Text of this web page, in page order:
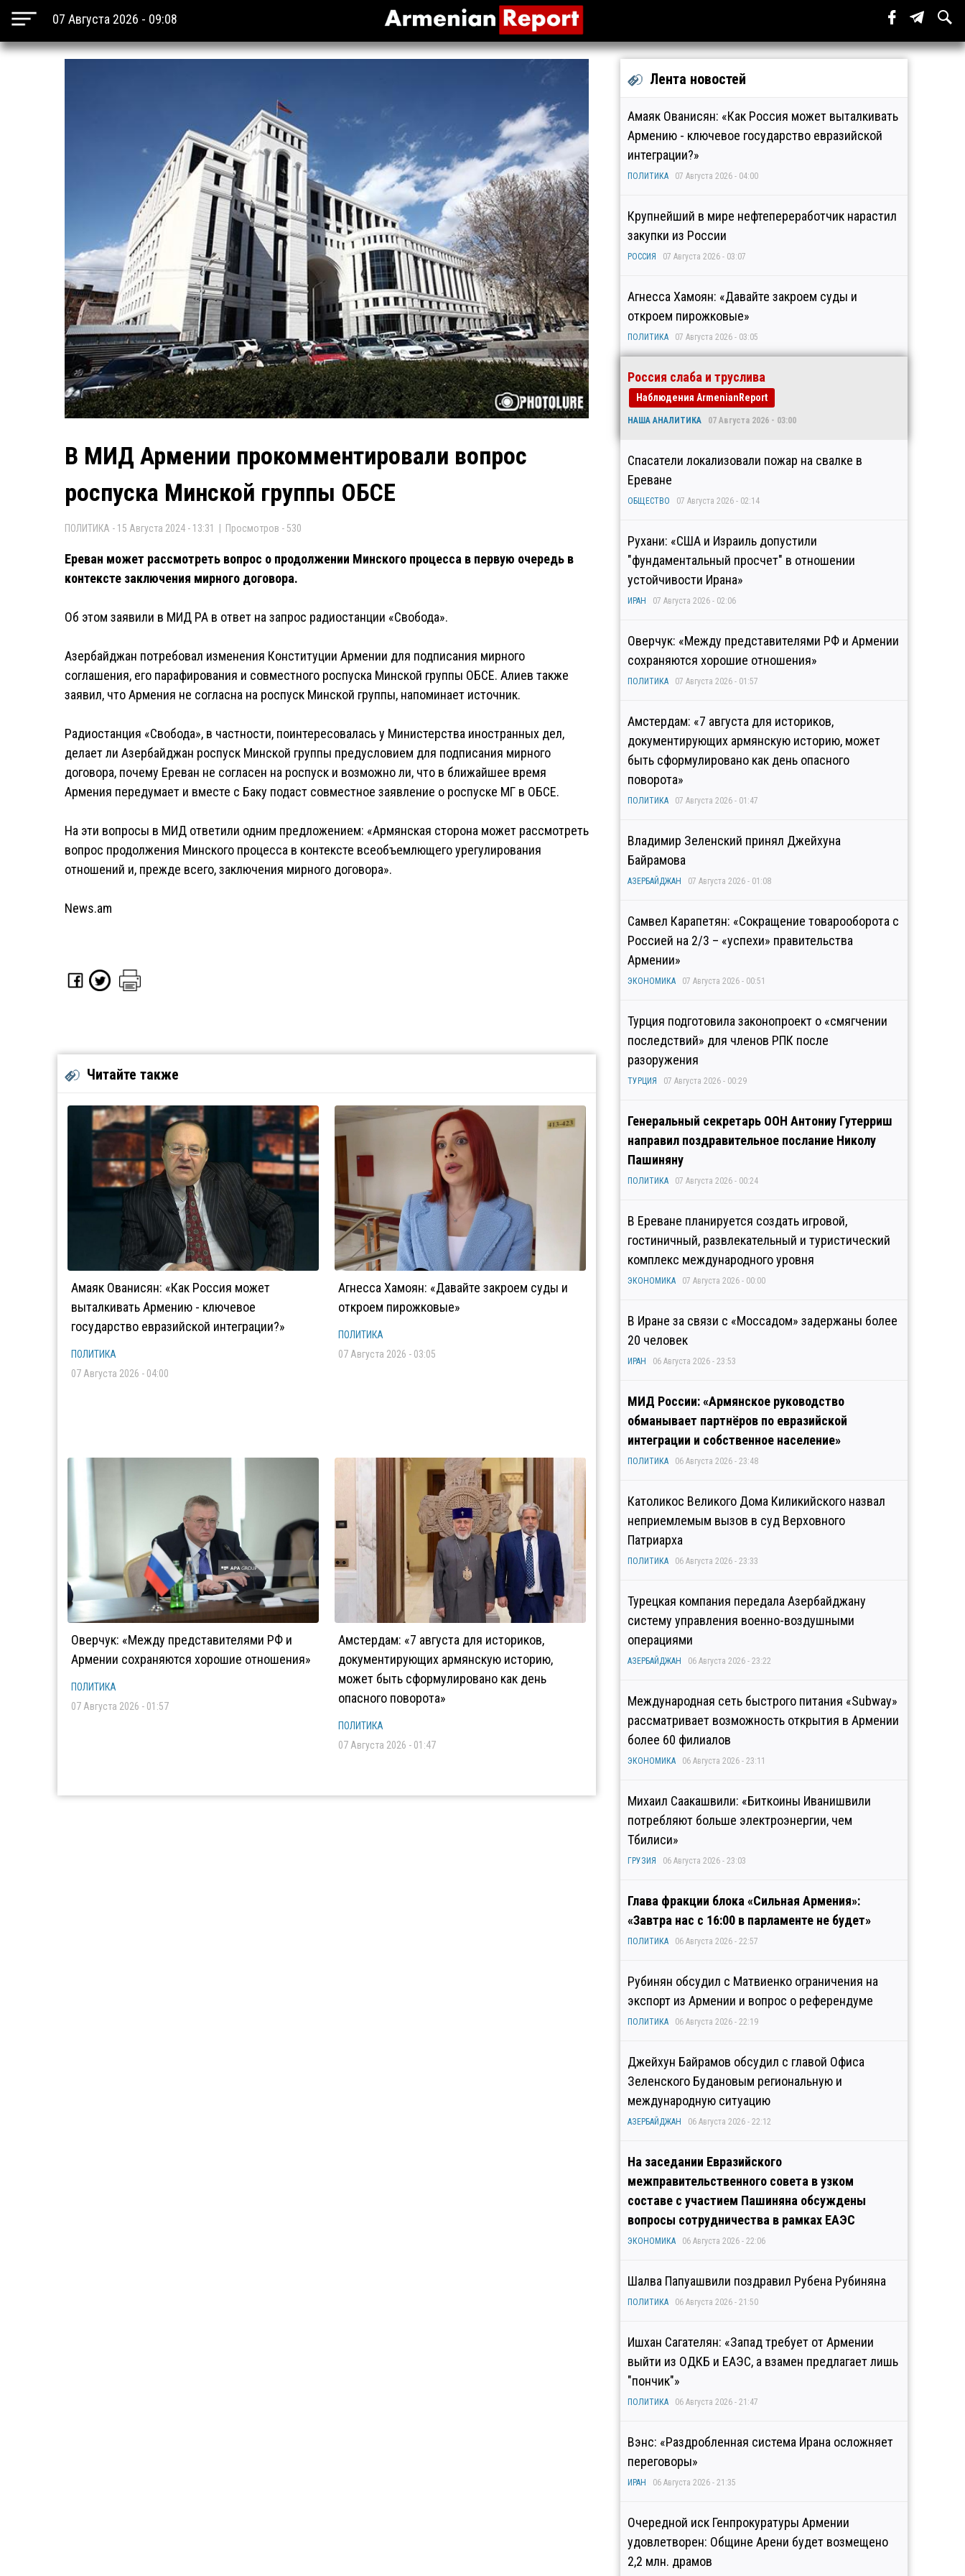
07 Августа 2026 - 09:08
В МИД Армении прокомментировали вопрос
роспуска Минской группы ОБСЕ
ПОЛИТИКА - 15 Августа 2024 - 13:31 | Просмотров - 530
Ереван может рассмотреть вопрос о продолжении Минского процесса в первую очередь в
контексте заключения мирного договора.
Об этом заявили в МИД РА в ответ на запрос радиостанции «Свобода».
Азербайджан потребовал изменения Конституции Армении для подписания мирного
соглашения, его парафирования и совместного роспуска Минской группы ОБСЕ. Алиев также
заявил, что Армения не согласна на роспуск Минской группы, напоминает источник.
Радиостанция «Свобода», в частности, поинтересовалась у Министерства иностранных дел,
делает ли Азербайджан роспуск Минской группы предусловием для подписания мирного
договора, почему Ереван не согласен на роспуск и возможно ли, что в ближайшее время
Армения передумает и вместе с Баку подаст совместное заявление о роспуске МГ в ОБСЕ.
На эти вопросы в МИД ответили одним предложением: «Армянская сторона может рассмотреть
вопрос продолжения Минского процесса в контексте всеобъемлющего урегулирования
отношений и, прежде всего, заключения мирного договора».
News.am
Читайте также
Амаяк Ованисян: «Как Россия может
выталкивать Армению - ключевое
государство евразийской интеграции?»
ПОЛИТИКА
07 Августа 2026 - 04:00
Агнесса Хамоян: «Давайте закроем суды и
откроем пирожковые»
ПОЛИТИКА
07 Августа 2026 - 03:05
Оверчук: «Между представителями РФ и
Армении сохраняются хорошие отношения»
ПОЛИТИКА
07 Августа 2026 - 01:57
Амстердам: «7 августа для историков,
документирующих армянскую историю,
может быть сформулировано как день
опасного поворота»
ПОЛИТИКА
07 Августа 2026 - 01:47
Лента новостей
Амаяк Ованисян: «Как Россия может выталкивать
Армению - ключевое государство евразийской
интеграции?»
ПОЛИТИКА 07 Августа 2026 - 04:00
Крупнейший в мире нефтепереработчик нарастил
закупки из России
РОССИЯ 07 Августа 2026 - 03:07
Агнесса Хамоян: «Давайте закроем суды и
откроем пирожковые»
ПОЛИТИКА 07 Августа 2026 - 03:05
Россия слаба и труслива
Наблюдения ArmenianReport
НАША АНАЛИТИКА 07 Августа 2026 - 03:00
Спасатели локализовали пожар на свалке в
Ереване
ОБЩЕСТВО 07 Августа 2026 - 02:14
Рухани: «США и Израиль допустили
"фундаментальный просчет" в отношении
устойчивости Ирана»
ИРАН 07 Августа 2026 - 02:06
Оверчук: «Между представителями РФ и Армении
сохраняются хорошие отношения»
ПОЛИТИКА 07 Августа 2026 - 01:57
Амстердам: «7 августа для историков,
документирующих армянскую историю, может
быть сформулировано как день опасного
поворота»
ПОЛИТИКА 07 Августа 2026 - 01:47
Владимир Зеленский принял Джейхуна
Байрамова
АЗЕРБАЙДЖАН 07 Августа 2026 - 01:08
Самвел Карапетян: «Сокращение товарооборота с
Россией на 2/3 – «успехи» правительства
Армении»
ЭКОНОМИКА 07 Августа 2026 - 00:51
Турция подготовила законопроект о «смягчении
последствий» для членов РПК после
разоружения
ТУРЦИЯ 07 Августа 2026 - 00:29
Генеральный секретарь ООН Антониу Гутерриш
направил поздравительное послание Николу
Пашиняну
ПОЛИТИКА 07 Августа 2026 - 00:24
В Ереване планируется создать игровой,
гостиничный, развлекательный и туристический
комплекс международного уровня
ЭКОНОМИКА 07 Августа 2026 - 00:00
В Иране за связи с «Моссадом» задержаны более
20 человек
ИРАН 06 Августа 2026 - 23:53
МИД России: «Армянское руководство
обманывает партнёров по евразийской
интеграции и собственное население»
ПОЛИТИКА 06 Августа 2026 - 23:48
Католикос Великого Дома Киликийского назвал
неприемлемым вызов в суд Верховного
Патриарха
ПОЛИТИКА 06 Августа 2026 - 23:33
Турецкая компания передала Азербайджану
систему управления военно-воздушными
операциями
АЗЕРБАЙДЖАН 06 Августа 2026 - 23:22
Международная сеть быстрого питания «Subway»
рассматривает возможность открытия в Армении
более 60 филиалов
ЭКОНОМИКА 06 Августа 2026 - 23:11
Михаил Саакашвили: «Биткоины Иванишвили
потребляют больше электроэнергии, чем
Тбилиси»
ГРУЗИЯ 06 Августа 2026 - 23:03
Глава фракции блока «Сильная Армения»:
«Завтра нас с 16:00 в парламенте не будет»
ПОЛИТИКА 06 Августа 2026 - 22:57
Рубинян обсудил с Матвиенко ограничения на
экспорт из Армении и вопрос о референдуме
ПОЛИТИКА 06 Августа 2026 - 22:19
Джейхун Байрамов обсудил с главой Офиса
Зеленского Будановым региональную и
международную ситуацию
АЗЕРБАЙДЖАН 06 Августа 2026 - 22:12
На заседании Евразийского
межправительственного совета в узком
составе с участием Пашиняна обсуждены
вопросы сотрудничества в рамках ЕАЭС
ЭКОНОМИКА 06 Августа 2026 - 22:06
Шалва Папуашвили поздравил Рубена Рубиняна
ПОЛИТИКА 06 Августа 2026 - 21:50
Ишхан Сагателян: «Запад требует от Армении
выйти из ОДКБ и ЕАЭС, а взамен предлагает лишь
"пончик"»
ПОЛИТИКА 06 Августа 2026 - 21:47
Вэнс: «Раздробленная система Ирана осложняет
переговоры»
ИРАН 06 Августа 2026 - 21:35
Очередной иск Генпрокуратуры Армении
удовлетворен: Общине Арени будет возмещено
2,2 млн. драмов